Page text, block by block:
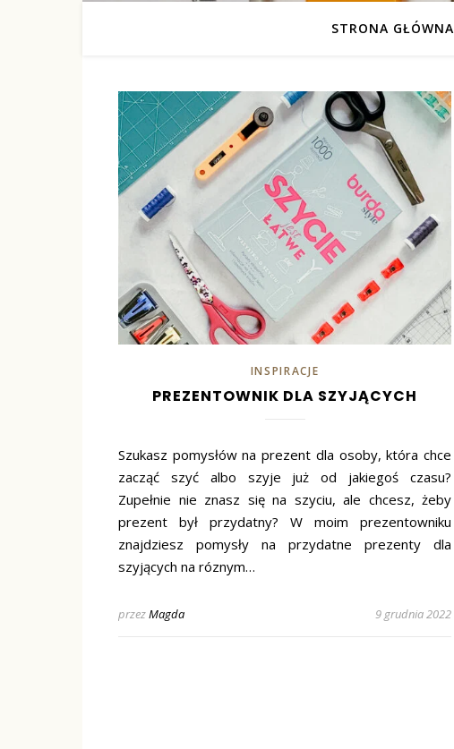
STRONA GŁÓWNA
INSPIRACJE
PREZENTOWNIK DLA SZYJĄCYCH
Szukasz pomysłów na prezent dla osoby, która chce
zacząć szyć albo szyje już od jakiegoś czasu?
Zupełnie nie znasz się na szyciu, ale chcesz, żeby
prezent był przydatny? W moim prezentowniku
znajdziesz pomysły na przydatne prezenty dla
szyjących na róznym…
przezMagda 9 grudnia 2022